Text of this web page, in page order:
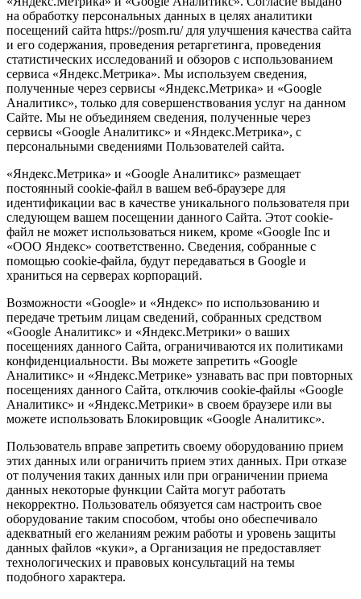
на обработку персональных данных в целях аналитики
посещений сайта https://posm.ru/ для улучшения качества сайта
и его содержания, проведения ретаргетинга, проведения
статистических исследований и обзоров с использованием
сервиса «Яндекс.Метрика». Мы используем сведения,
полученные через сервисы «Яндекс.Метрика» и «Google
Аналитикс», только для совершенствования услуг на данном
Сайте. Мы не объединяем сведения, полученные через
сервисы «Google Аналитикс» и «Яндекс.Метрика», с
персональными сведениями Пользователей сайта.
«Яндекс.Метрика» и «Google Аналитикс» размещает
постоянный cookie-файл в вашем веб-браузере для
идентификации вас в качестве уникального пользователя при
следующем вашем посещении данного Сайта. Этот cookie-
файл не может использоваться никем, кроме «Google Inc и
«ООО Яндекс» соответственно. Сведения, собранные с
помощью cookie-файла, будут передаваться в Google и
храниться на серверах корпораций.
Возможности «Google» и «Яндекс» по использованию и
передаче третьим лицам сведений, собранных средством
«Google Аналитикс» и «Яндекс.Метрики» о ваших
посещениях данного Сайта, ограничиваются их политиками
конфиденциальности. Вы можете запретить «Google
Аналитикс» и «Яндекс.Метрике» узнавать вас при повторных
посещениях данного Сайта, отключив cookie-файлы «Google
Аналитикс» и «Яндекс.Метрики» в своем браузере или вы
можете использовать Блокировщик «Google Аналитикс».
Пользователь вправе запретить своему оборудованию прием
этих данных или ограничить прием этих данных. При отказе
от получения таких данных или при ограничении приема
данных некоторые функции Сайта могут работать
некорректно. Пользователь обязуется сам настроить свое
оборудование таким способом, чтобы оно обеспечивало
адекватный его желаниям режим работы и уровень защиты
данных файлов «куки», а Организация не предоставляет
технологических и правовых консультаций на темы
подобного характера.